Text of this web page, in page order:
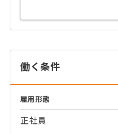
働く条件
雇用形態
正社員